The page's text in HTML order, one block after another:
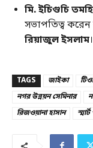
মি. ইচিগুচি
সভাপতিত্ব
রিয়াজুল ইসলাম।
TAGS জাইকা
নগর উন্নয়ন সেমিনার
রিজওয়ানা হাসান